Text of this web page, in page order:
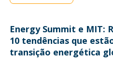
Energy Summit e MIT:
10 tendências que
transição energética